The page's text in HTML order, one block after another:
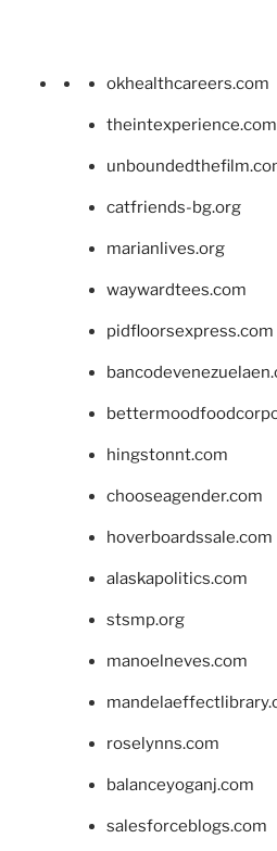
okhealthcareers.com
theintexperience.com
catfriends-bg.org
marianlives.org
waywardtees.com
pidfloorsexpress.com
hingstonnt.com
chooseagender.com
hoverboardssale.com
alaskapolitics.com
stsmp.org
manoelneves.com
roselynns.com
balanceyoganj.com
salesforceblogs.com